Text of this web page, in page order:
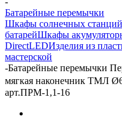
Батарейные перемычки
Шкафы солнечных
батарейШкафы
DirectLEDИзделия из
мастерской
-Батарейные перемычки
мягкая наконечник ТМЛ
арт.ПРМ-1,1-16